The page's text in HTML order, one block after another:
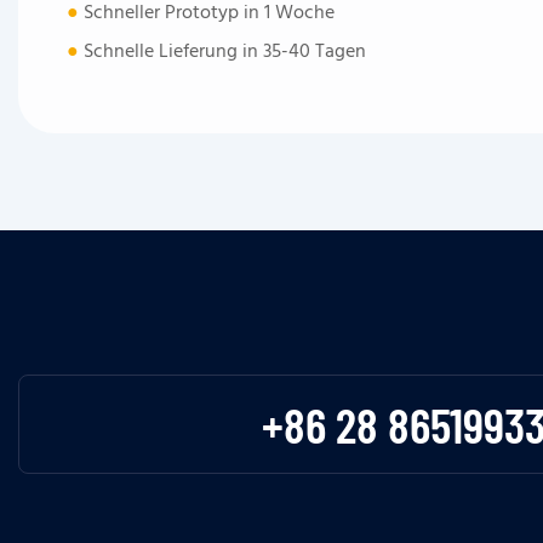
● Schneller Prototyp in 1 Woche
● Schnelle Lieferung in 35-40 Tagen
+86 28